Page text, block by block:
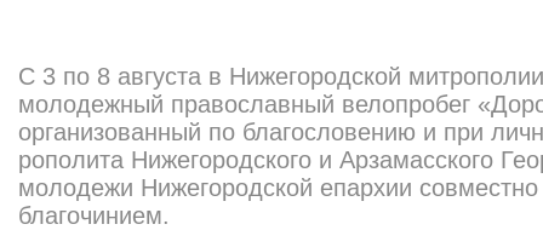
С 3 по 8 августа в Ниже­городской
молодежный православный велопробег
организованный по благословению и при
рополита Нижегородского и Арзамасского
молодежи Нижегородской епархии
благочинием.